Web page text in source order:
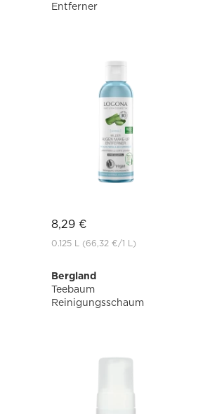
Entferner
8,29 €
0.125 L (66,32 €/1 L)
Bergland
Teebaum
Reinigungsschaum